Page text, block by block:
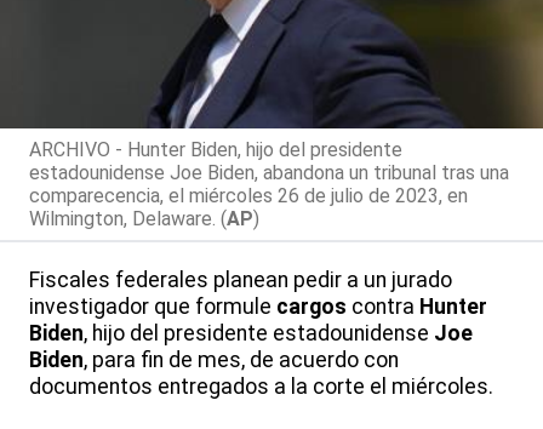
ARCHIVO - Hunter Biden, hijo del presidente
estadounidense Joe Biden, abandona un tribunal tras una
comparecencia, el miércoles 26 de julio de 2023, en
Wilmington, Delaware. (AP)
Fiscales federales planean pedir a un jurado
investigador que formule cargos contra Hunter
Biden, hijo del presidente estadounidense Joe
Biden, para fin de mes, de acuerdo con
documentos entregados a la corte el miércoles.